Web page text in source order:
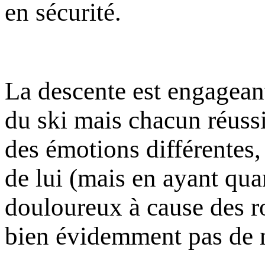
en sécurité.
La descente est
du ski mais chacun
des émotions
de lui (mais en ayant
douloureux à cause des
bien évidemment pas de